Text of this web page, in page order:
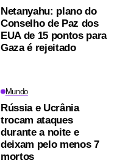
Netanyahu: plano do
Conselho de Paz dos
EUA de 15 pontos para
Gaza é rejeitado
Mundo
Rússia e Ucrânia
trocam ataques
durante a noite e
deixam pelo menos 7
mortos